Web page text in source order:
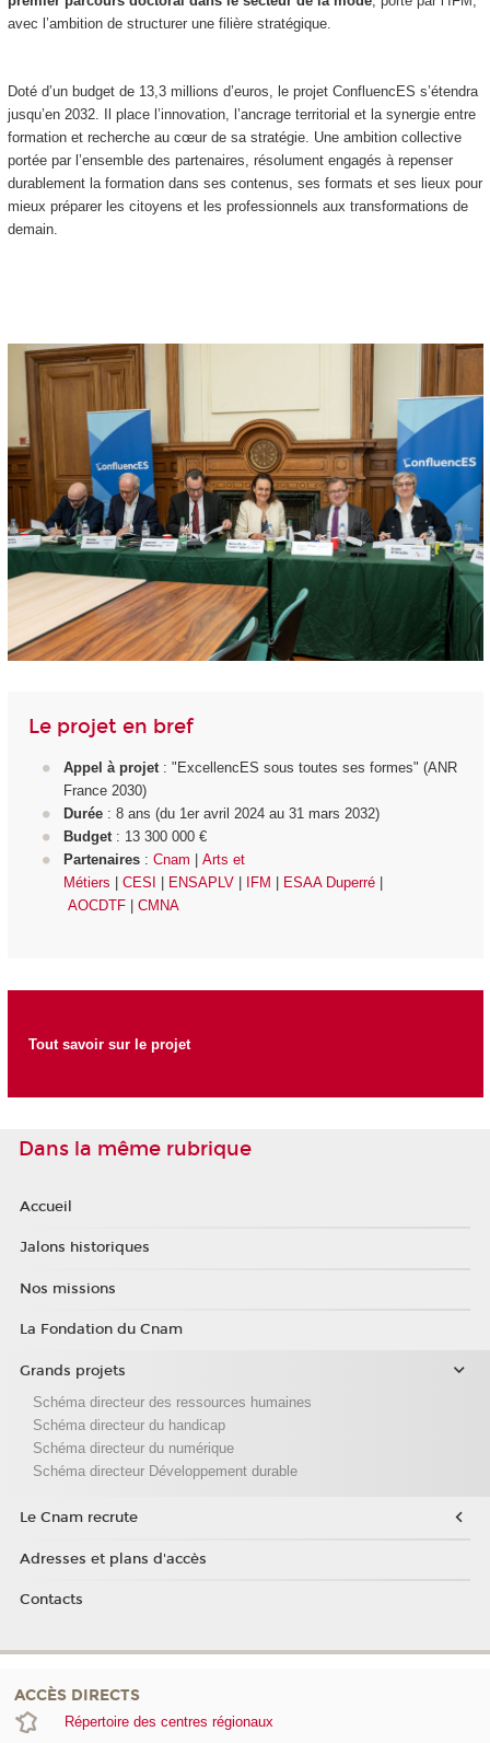
avec l’ambition de structurer une filière stratégique.
Doté d’un budget de 13,3 millions d’euros, le projet ConfluencES s’étendra
jusqu’en 2032. Il place l’innovation, l’ancrage territorial et la synergie entre
formation et recherche au cœur de sa stratégie. Une ambition collective
portée par l’ensemble des partenaires, résolument engagés à repenser
durablement la formation dans ses contenus, ses formats et ses lieux pour
mieux préparer les citoyens et les professionnels aux transformations de
demain.
Le projet en bref
Appel à projet : "ExcellencES sous toutes ses formes" (ANR
France 2030)
Durée : 8 ans (du 1er avril 2024 au 31 mars 2032)
Budget : 13 300 000 €
Partenaires : Cnam | Arts et
Métiers | CESI | ENSAPLV | IFM | ESAA Duperré |
AOCDTF | CMNA
Tout savoir sur le projet
Dans la même rubrique
Accueil
Jalons historiques
Nos missions
La Fondation du Cnam
Grands projets
Schéma directeur des ressources humaines
Schéma directeur du handicap
Schéma directeur du numérique
Schéma directeur Développement durable
Le Cnam recrute
Adresses et plans d'accès
Contacts
ACCÈS DIRECTS
Répertoire des centres régionaux